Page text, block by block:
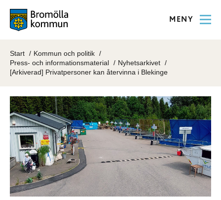
MENY
Start
Kommun och politik
Press- och informationsmaterial
Nyhetsarkivet
[Arkiverad] Privatpersoner kan återvinna i Blekinge